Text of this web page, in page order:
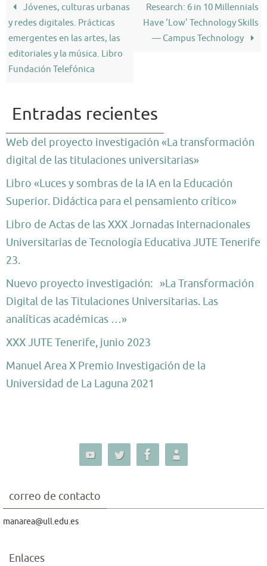
Jóvenes, culturas urbanas
y redes digitales. Prácticas
emergentes en las artes, las
editoriales y la música. Libro
Fundación Telefónica
Research: 6 in 10 Millennials
Have ‘Low’ Technology Skills
— Campus Technology
Entradas recientes
Web del proyecto investigación «La transformación
digital de las titulaciones universitarias»
Libro «Luces y sombras de la IA en la Educación
Superior. Didáctica para el pensamiento crítico»
Libro de Actas de las XXX Jornadas Internacionales
Universitarias de Tecnología Educativa JUTE Tenerife
23.
Nuevo proyecto investigación: »La Transformación
Digital de las Titulaciones Universitarias. Las
analíticas académicas …»
XXX JUTE Tenerife, junio 2023
Manuel Area X Premio Investigación de la
Universidad de La Laguna 2021
correo de contacto
manarea@ull.edu.es
Enlaces